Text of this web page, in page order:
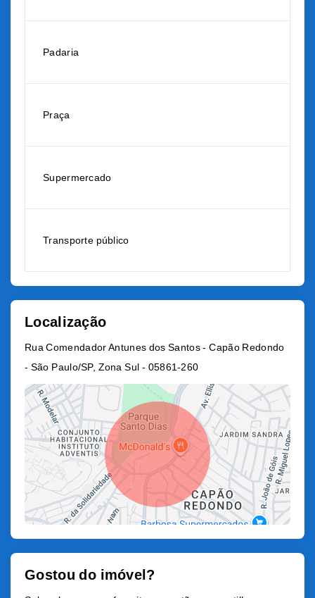
Padaria
Praça
Supermercado
Transporte público
Localização
Rua Comendador Antunes dos Santos - Capão Redondo
- São Paulo/SP, Zona Sul - 05861-260
Gostou do imóvel?